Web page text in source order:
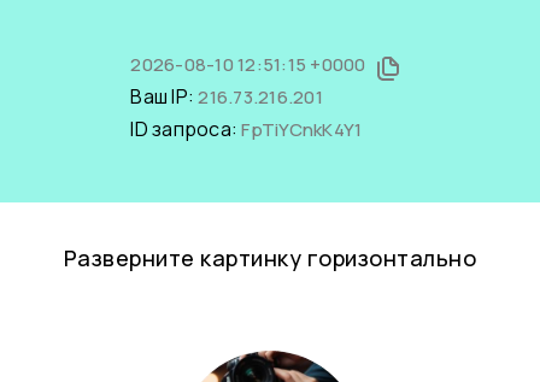
2026-08-10 12:51:15 +0000
Ваш IP:216.73.216.201
ID запроса:FpTiYCnkK4Y1
Разверните картинку горизонтально